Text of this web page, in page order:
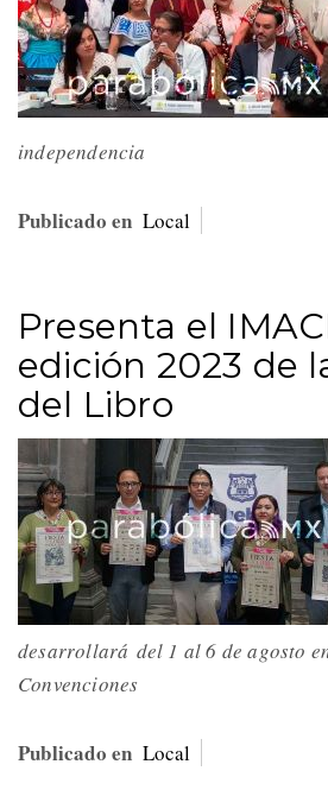
independencia
Publicado en Local
Presenta el
edición 2023 de
del Libro
desarrollará del 1 al 6 de agosto
Convenciones
Publicado en Local